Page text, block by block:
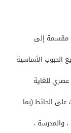
مقسمة إلى
الحبوب الأساسية
للغاية
الحائط (بما
والمدرسة ،